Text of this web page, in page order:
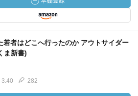
若者はどこへ行ったのか アウトサイダー
ま新書)
3.40 282